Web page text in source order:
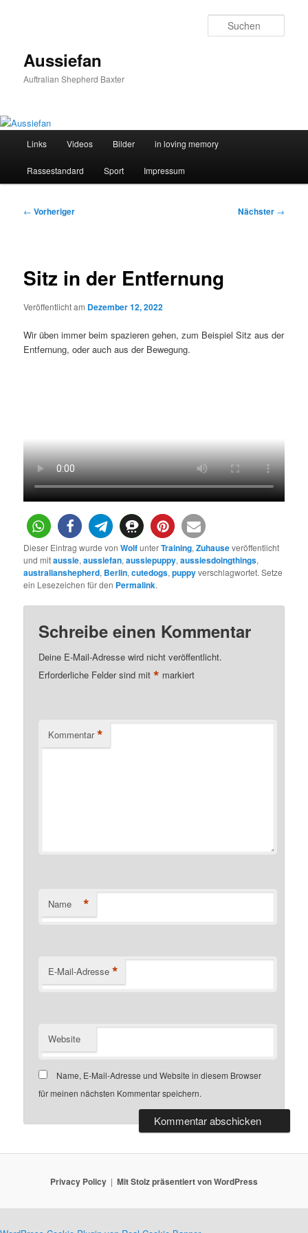
Aussiefan
Auftralian Shepherd Baxter
Links Videos Bilder in loving memory
Rassestandard Sport Impressum
Beitragsnavigation
← Vorheriger Nächster →
Sitz in der Entfernung
Veröffentlicht am Dezember 12, 2022
Wir üben immer beim spazieren gehen, zum Beispiel Sitz aus der
Entfernung, oder auch aus der Bewegung.
Dieser Eintrag wurde vonWolfunterTraining,Zuhauseveröffentlicht
und mitaussie,aussiefan,aussiepuppy,aussiesdoingthings,
australianshepherd, Berlin,cutedogs,puppyverschlagwortet. Setze
ein Lesezeichen für den Permalink.
Schreibe einen Kommentar
Deine E-Mail-Adresse wird nicht veröffentlicht.
Erforderliche Felder sind mit* markiert
Kommentar *
Name *
E-Mail-Adresse *
Website
Name, E-Mail-Adresse und Website in diesem Browser
für meinen nächsten Kommentar speichern.
Privacy Policy Mit Stolz präsentiert von WordPress